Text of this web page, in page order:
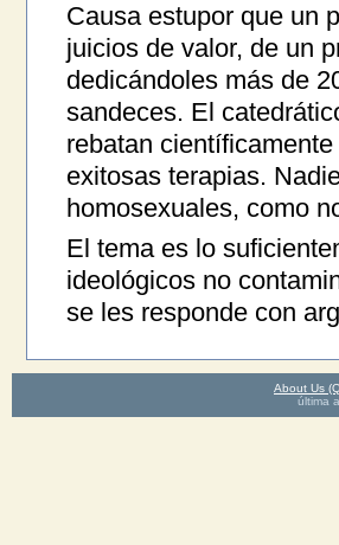
Causa estupor que un
juicios de valor, de un
dedicándoles más de
sandeces. El
rebatan
exitosas terapias.
homosexuales, como
El tema es lo
ideológicos no
se les responde con
About Us
última